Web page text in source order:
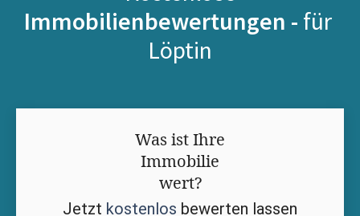
Immobilienbewertungen - für
Löptin
Was ist Ihre
Immobilie
wert?
Jetzt kostenlos bewerten lassen